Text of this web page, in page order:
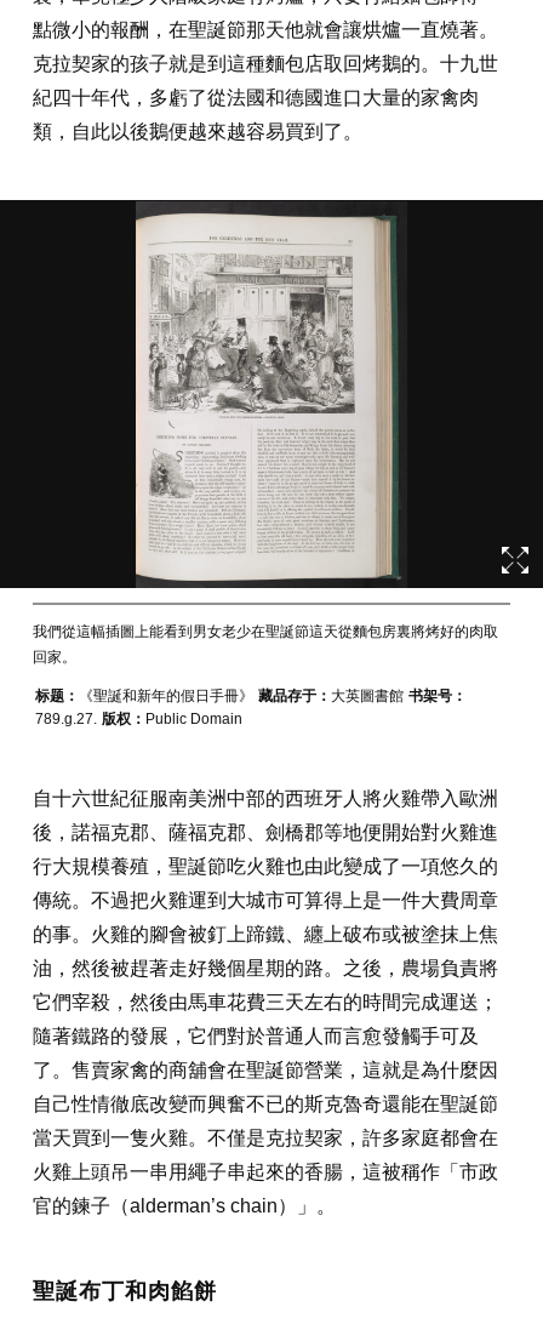
點微小的報酬，在聖誕節那天他就會讓烘爐一直燒著。
克拉契家的孩子就是到這種麵包店取回烤鵝的。十九世
紀四十年代，多虧了從法國和德國進口大量的家禽肉
類，自此以後鵝便越來越容易買到了。
我們從這幅插圖上能看到男女老少在聖誕節這天從麵包房裏將烤好的肉取
回家。
标题： 《聖誕和新年的假日手冊》 藏品存于： 大英圖書館 书架号：
789.g.27. 版权： Public Domain
自十六世紀征服南美洲中部的西班牙人將火雞帶入歐洲
後，諾福克郡、薩福克郡、劍橋郡等地便開始對火雞進
行大規模養殖，聖誕節吃火雞也由此變成了一項悠久的
傳統。不過把火雞運到大城市可算得上是一件大費周章
的事。火雞的腳會被釘上蹄鐵、纏上破布或被塗抹上焦
油，然後被趕著走好幾個星期的路。之後，農場負責將
它們宰殺，然後由馬車花費三天左右的時間完成運送；
隨著鐵路的發展，它們對於普通人而言愈發觸手可及
了。售賣家禽的商舖會在聖誕節營業，這就是為什麼因
自己性情徹底改變而興奮不已的斯克魯奇還能在聖誕節
當天買到一隻火雞。不僅是克拉契家，許多家庭都會在
火雞上頭吊一串用繩子串起來的香腸，這被稱作「市政
官的鍊子（alderman’s chain）」。
聖誕布丁和肉餡餅